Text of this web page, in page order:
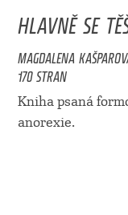
HLAVNĚ SE
MAGDALENA
170 STRAN
Kniha psaná
anorexie.